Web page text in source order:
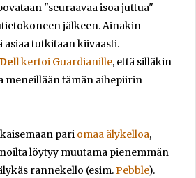
"seuraavaa isoa juttua"
jälkeen. Ainakin
tutkitaan kiivaasti.
Dellkertoi Guardianille, että silläkin
meneillään tämän aihepiirin
pari omaa älykelloa,
löytyy muutama pienemmän
rannekello (esim.Pebble).